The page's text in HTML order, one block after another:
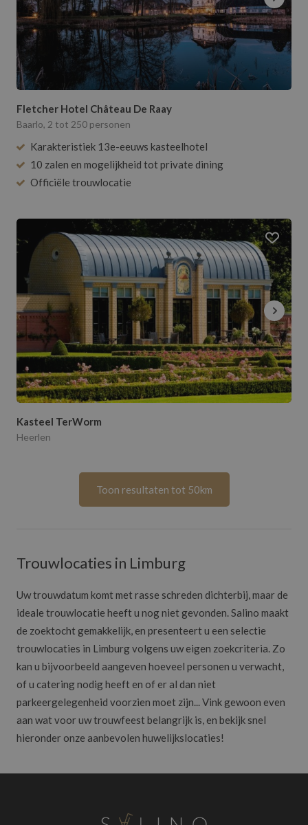
Fletcher Hotel Château De Raay
Baarlo, 2 tot 250 personen
Karakteristiek 13e-eeuws kasteelhotel
10 zalen en mogelijkheid tot private dining
Officiële trouwlocatie
Kasteel TerWorm
Heerlen
Toon resultaten tot 50km
Trouwlocaties in Limburg
Uw trouwdatum komt met rasse schreden dichterbij, maar de
ideale trouwlocatie heeft u nog niet gevonden. Salino maakt
de zoektocht gemakkelijk, en presenteert u een selectie
trouwlocaties in Limburg volgens uw eigen zoekcriteria. Zo
kan u bijvoorbeeld aangeven hoeveel personen u verwacht,
of u catering nodig heeft en of er al dan niet
parkeergelegenheid voorzien moet zijn... Vink gewoon even
aan wat voor uw trouwfeest belangrijk is, en bekijk snel
hieronder onze aanbevolen huwelijkslocaties!